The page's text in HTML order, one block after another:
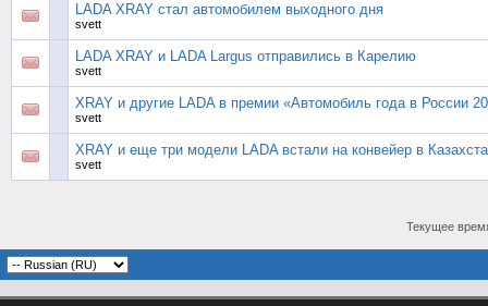
LADA XRAY стал автомобилем выходного дня
svett
LADA ХRAY и LADA Largus отправились в Карелию
svett
XRAY и другие LADA в премии «Автомобиль года в России
svett
XRAY и еще три модели LADA встали на конвейер в
svett
Текущее